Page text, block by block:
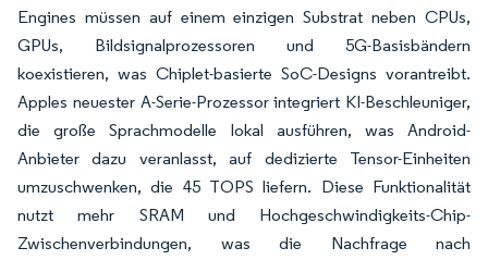
Engines müssen auf einem einzigen Substrat neben CPUs,
GPUs, Bildsignalprozessoren und 5G-Basisbändern
koexistieren, was Chiplet-basierte SoC-Designs vorantreibt.
Apples neuester A-Serie-Prozessor integriert KI-Beschleuniger,
die große Sprachmodelle lokal ausführen, was Android-
Anbieter dazu veranlasst, auf dedizierte Tensor-Einheiten
umzuschwenken, die 45 TOPS liefern. Diese Funktionalität
nutzt mehr SRAM und Hochgeschwindigkeits-Chip-
Zwischenverbindungen, was die Nachfrage nach